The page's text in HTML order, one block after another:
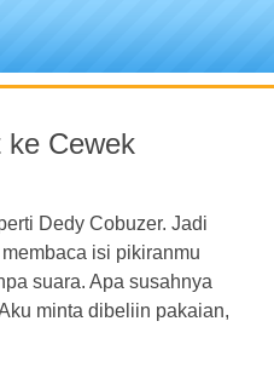
ke Cewek
Dedy Cobuzer. Jadi
isi pikiranmu
suara. Apa susahnya
minta dibeliin pakaian,